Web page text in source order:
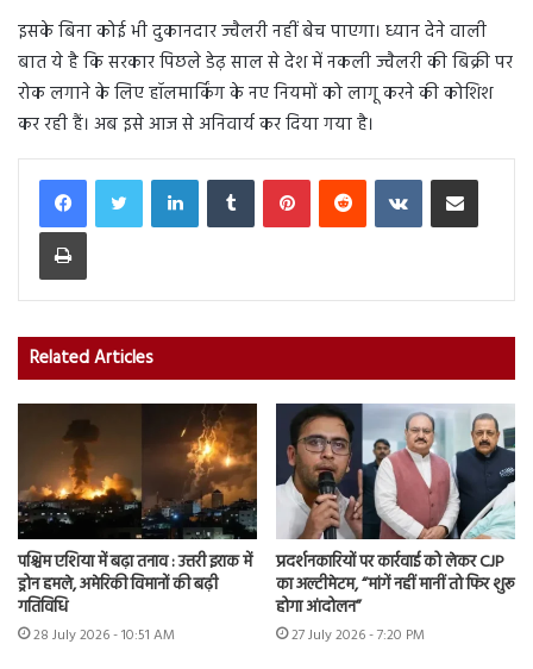
इसके बिना कोई भी दुकानदार ज्वैलरी नहीं बेच पाएगा। ध्यान देने वाली
बात ये है कि सरकार पिछले डेढ़ साल से देश में नकली ज्वैलरी की बिक्री पर
रोक लगाने के लिए हॉलमार्किंग के नए नियमों को लागू करने की कोशिश
कर रही हैं। अब इसे आज से अनिवार्य कर दिया गया है।
LinkedInTumblr PinterestReddit VKontakteShare via Email
Print
Related Articles
पश्चिम एशिया में बढ़ा तनाव : उत्तरी इराक में
ड्रोन हमले, अमेरिकी विमानों की बढ़ी
गतिविधि
28 July 2026 - 10:51 AM
प्रदर्शनकारियों पर कार्रवाई को लेकर CJP
का अल्टीमेटम, “मांगें नहीं मानीं तो फिर शुरू
होगा आंदोलन”
27 July 2026 - 7:20 PM